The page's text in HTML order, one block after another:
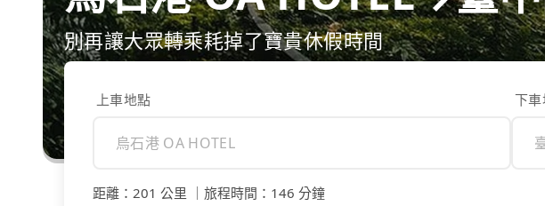
別再讓大眾轉乘耗掉了寶貴休假時間
上車地點 下
距離 ： 201 公里 旅程時間 ： 146 分鐘